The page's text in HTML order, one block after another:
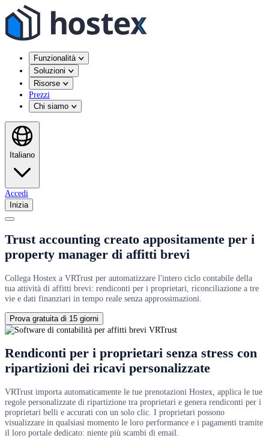
Funzionalità
Soluzioni
Risorse
Prezzi
Chi siamo
Italiano
Accedi
Inizia
Trust accounting creato appositamente per i
property manager di affitti brevi
Collega Hostex a VRTrust per automatizzare l'intero ciclo contabile della
tua attività di affitti brevi: rendiconti per i proprietari, riconciliazione a tre
vie e dati finanziari in tempo reale senza approssimazioni.
Prova gratuita di 15 giorni
Rendiconti per i proprietari senza stress con
ripartizioni dei ricavi personalizzate
VRTrust importa automaticamente le tue prenotazioni Hostex, applica le tue
regole personalizzate di ripartizione tra proprietari e genera rendiconti per i
proprietari belli e accurati con un solo clic. I proprietari possono
visualizzare in qualsiasi momento le loro performance e i pagamenti tramite
il loro portale dedicato: niente più scambi di email.